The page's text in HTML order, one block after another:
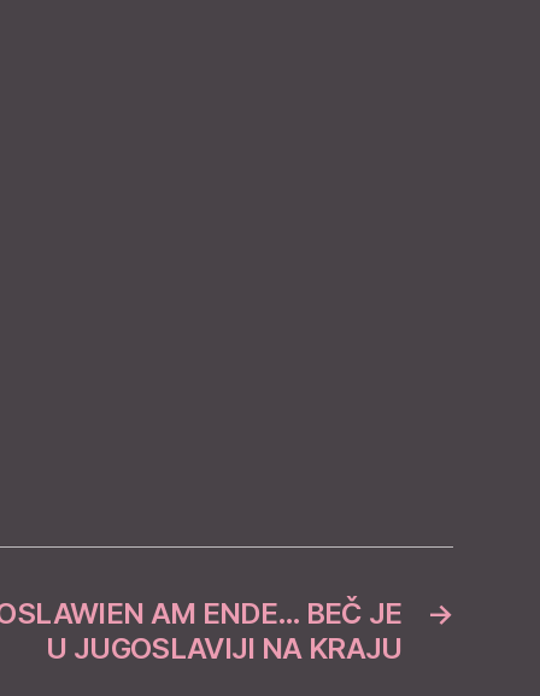
→
AM ENDE… BEČ JE
U JUGOSLAVIJI NA KRAJU